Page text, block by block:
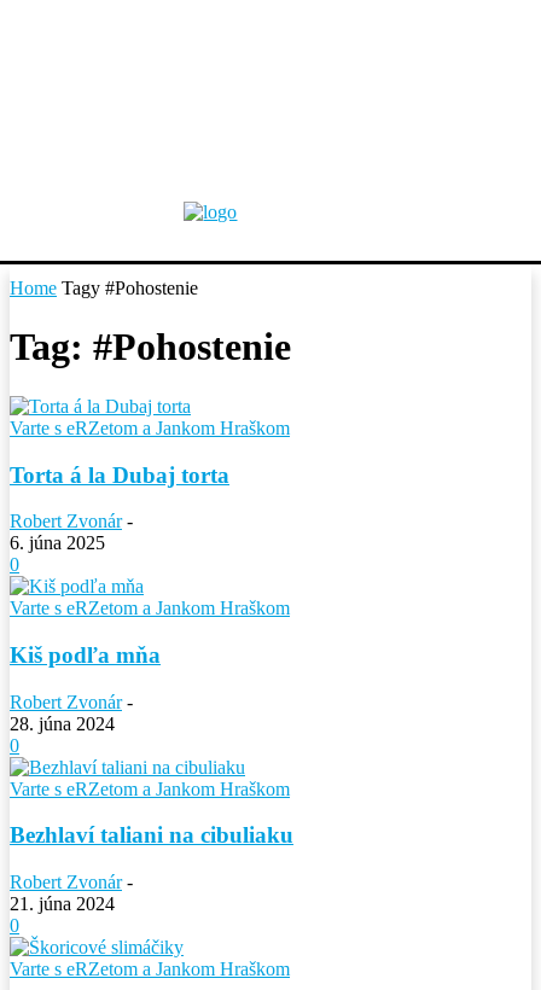
Home Tagy #Pohostenie
Tag: #Pohostenie
Varte s eRZetom a Jankom Hraškom
Torta á la Dubaj torta
Robert Zvonár -
6. júna 2025
0
Varte s eRZetom a Jankom Hraškom
Kiš podľa mňa
Robert Zvonár -
28. júna 2024
0
Varte s eRZetom a Jankom Hraškom
Bezhlaví taliani na cibuliaku
Robert Zvonár -
21. júna 2024
0
Varte s eRZetom a Jankom Hraškom